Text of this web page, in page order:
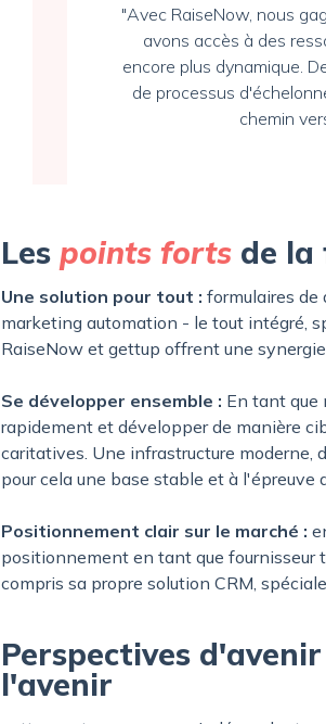
"Avec RaiseNow, nous
avons accès à des
encore plus dynamique.
de processus
chemin
Les points fortsde la
Une solution pour tout : formulaires
marketing automation - le tout intégré,
RaiseNow et gettup offrent une
Se développer ensemble : En tant que
rapidement et développer de manière
caritatives. Une infrastructure
pour cela une base stable et à l'épreuve
Positionnement clair sur le marché :
positionnement en tant que fournisseur
compris sa propre solution CRM,
Perspectives
l'avenir